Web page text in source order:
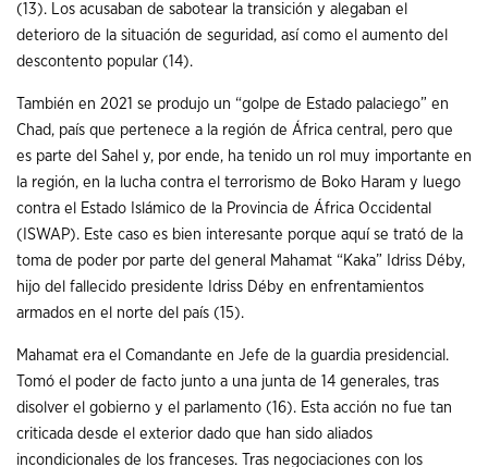
(13). Los acusaban de sabotear la transición y alegaban el
deterioro de la situación de seguridad, así como el aumento del
descontento popular (14).
También en 2021 se produjo un “golpe de Estado palaciego” en
Chad, país que pertenece a la región de África central, pero que
es parte del Sahel y, por ende, ha tenido un rol muy importante en
la región, en la lucha contra el terrorismo de Boko Haram y luego
contra el Estado Islámico de la Provincia de África Occidental
(ISWAP). Este caso es bien interesante porque aquí se trató de la
toma de poder por parte del general Mahamat “Kaka” Idriss Déby,
hijo del fallecido presidente Idriss Déby en enfrentamientos
armados en el norte del país (15).
Mahamat era el Comandante en Jefe de la guardia presidencial.
Tomó el poder de facto junto a una junta de 14 generales, tras
disolver el gobierno y el parlamento (16). Esta acción no fue tan
criticada desde el exterior dado que han sido aliados
incondicionales de los franceses. Tras negociaciones con los